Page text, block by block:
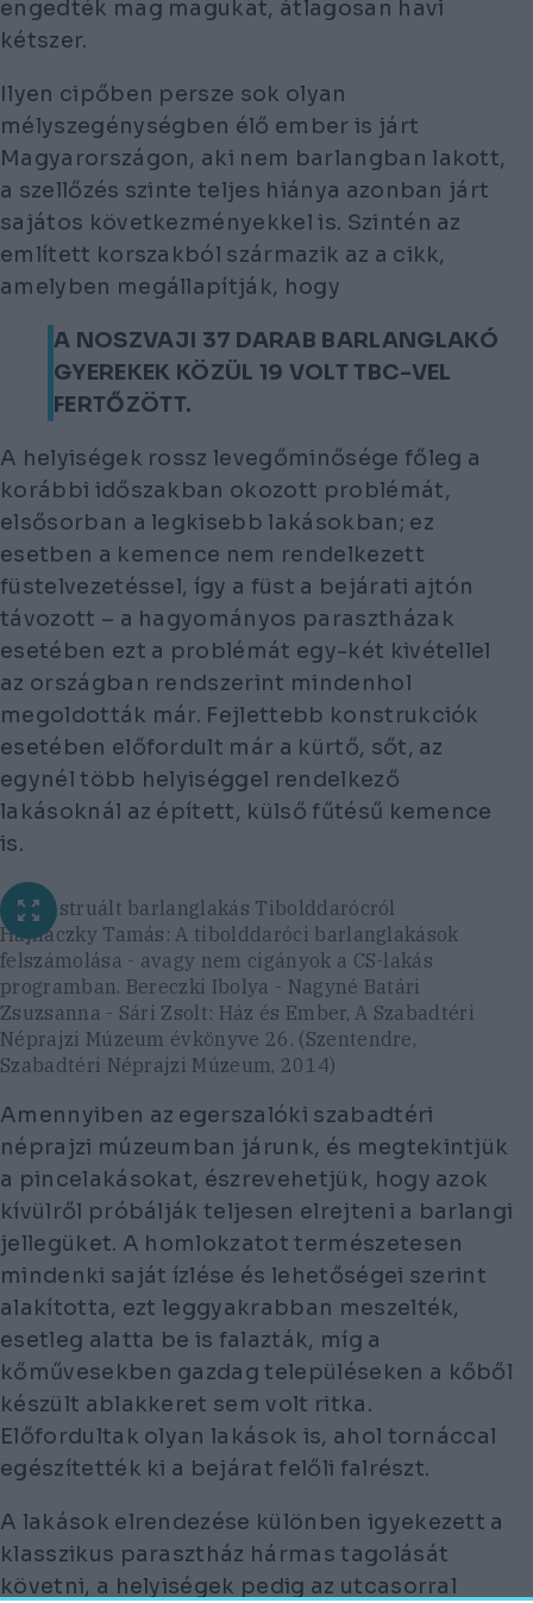
engedték mag magukat, átlagosan havi
kétszer.
Ilyen cipőben persze sok olyan
mélyszegénységben élő ember is járt
Magyarországon, aki nem barlangban lakott,
a szellőzés szinte teljes hiánya azonban járt
sajátos következményekkel is. Szintén az
említett korszakból származik az a cikk,
amelyben megállapítják, hogy
A NOSZVAJI 37 DARAB BARLANGLAKÓ
GYEREKEK KÖZÜL 19 VOLT TBC-VEL
FERTŐZÖTT.
A helyiségek rossz levegőminősége főleg a
korábbi időszakban okozott problémát,
elsősorban a legkisebb lakásokban; ez
esetben a kemence nem rendelkezett
füstelvezetéssel, így a füst a bejárati ajtón
távozott – a hagyományos parasztházak
esetében ezt a problémát egy-két kivétellel
az országban rendszerint mindenhol
megoldották már. Fejlettebb konstrukciók
esetében előfordult már a kürtő, sőt, az
egynél több helyiséggel rendelkező
lakásoknál az épített, külső fűtésű kemence
is.
Rekonstruált barlanglakás Tibolddarócról
Hajnáczky Tamás: A tibolddaróci barlanglakások
felszámolása - avagy nem cigányok a CS-lakás
programban. Bereczki Ibolya - Nagyné Batári
Zsuzsanna - Sári Zsolt: Ház és Ember, A Szabadtéri
Néprajzi Múzeum évkönyve 26. (Szentendre,
Szabadtéri Néprajzi Múzeum, 2014)
Amennyiben az egerszalóki szabadtéri
néprajzi múzeumban járunk, és megtekintjük
a pincelakásokat, észrevehetjük, hogy azok
kívülről próbálják teljesen elrejteni a barlangi
jellegüket. A homlokzatot természetesen
mindenki saját ízlése és lehetőségei szerint
alakította, ezt leggyakrabban meszelték,
esetleg alatta be is falazták, míg a
kőművesekben gazdag településeken a kőből
készült ablakkeret sem volt ritka.
Előfordultak olyan lakások is, ahol tornáccal
egészítették ki a bejárat felőli falrészt.
A lakások elrendezése különben igyekezett a
klasszikus parasztház hármas tagolását
követni, a helyiségek pedig az utcasorral